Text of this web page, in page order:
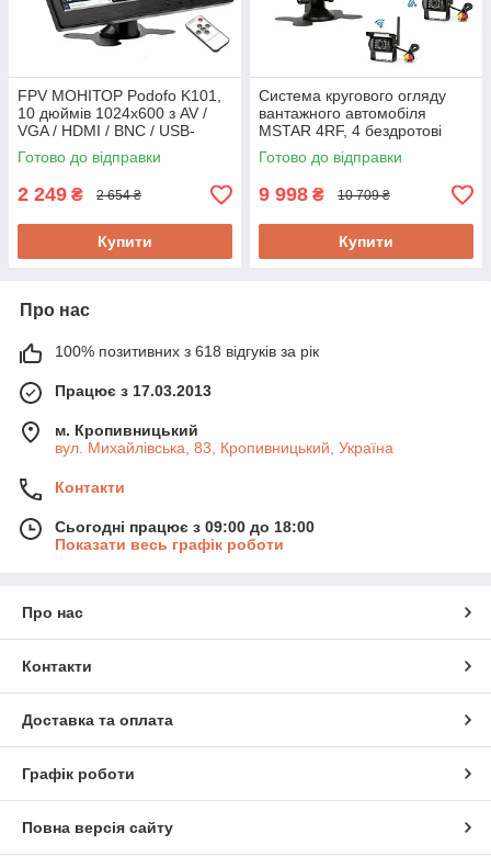
FPV МОНІТОР Podofo K101,
10 дюймів 1024х600 з AV /
VGA / HDMI / BNC / USB-
входом
Готово до відправки
2 249 ₴ 2 654 ₴
Купити
Система кругового огляду
вантажного автомобіля
MSTAR 4RF, 4 бездротові
камери, 7" монітор, повний
комплект!
Готово до відправки
9 998 ₴ 10 709 ₴
Купити
Про нас
100% позитивних з 618 відгуків за рік
Працює з 17.03.2013
м. Кропивницький
вул. Михайлівська, 83, Кропивницький, Україна
Контакти
Сьогодні працює з 09:00 до 18:00
Показати весь графік роботи
Про нас
Контакти
Доставка та оплата
Графік роботи
Повна версія сайту